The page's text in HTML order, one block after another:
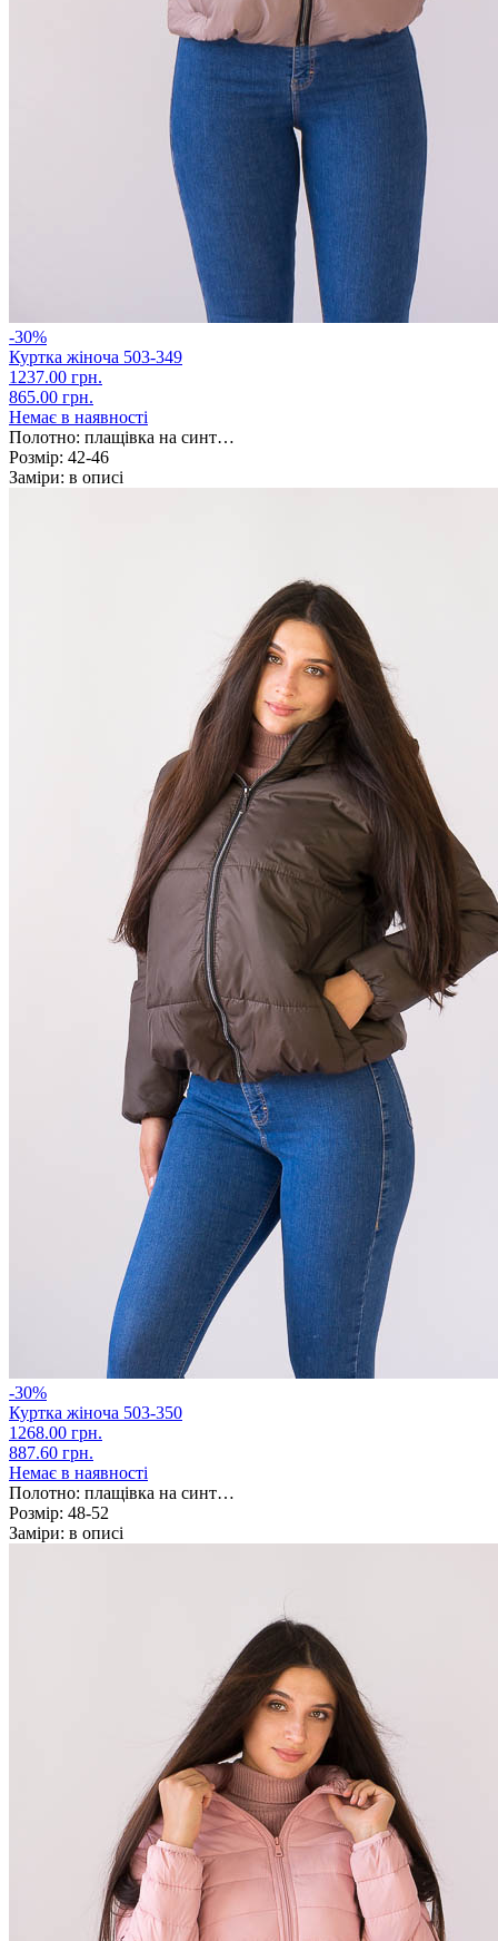
-30%
Куртка жіноча 503-349
1237.00 грн.
865.00 грн.
Немає в наявності
Полотно: плащівка на синт…
Розмір: 42-46
Заміри: в описі
-30%
Куртка жіноча 503-350
1268.00 грн.
887.60 грн.
Немає в наявності
Полотно: плащівка на синт…
Розмір: 48-52
Заміри: в описі